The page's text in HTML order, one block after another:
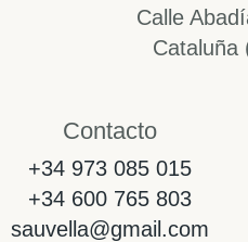
Calle
Cataluña
Contacto
+34 973 085 015
+34 600 765 803
sauvella@gmail.com